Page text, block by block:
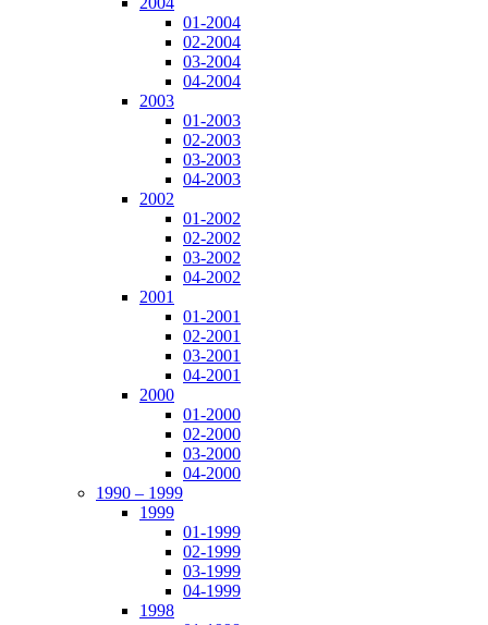
01-2004
02-2004
03-2004
04-2004
2003
01-2003
02-2003
03-2003
04-2003
2002
01-2002
02-2002
03-2002
04-2002
2001
01-2001
02-2001
03-2001
04-2001
2000
01-2000
02-2000
03-2000
04-2000
1990 – 1999
1999
01-1999
02-1999
03-1999
04-1999
1998